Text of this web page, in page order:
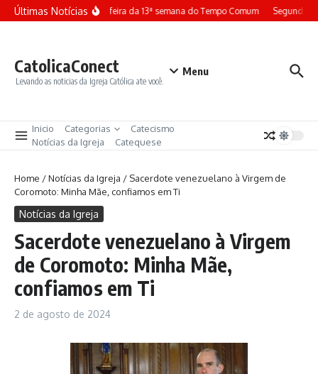
Ir para o conteúdo
Últimas NotíciasTerça-feira da 13ª semana do Tempo Comum Segunda-
CatolicaConect
Levando as noticias da Igreja Católica ate você.
Menu
Inicio Categorias
Catecismo
Notícias da Igreja
Catequese
Home /Notícias da Igreja / Sacerdote venezuelano à Virgem de
Coromoto: Minha Mãe, confiamos em Ti
Notícias da Igreja
Sacerdote venezuelano à Virgem
de Coromoto: Minha Mãe,
confiamos em Ti
2 de agosto de 2024